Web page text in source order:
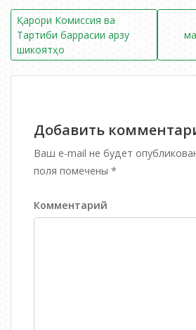
Навигация
по
записям
Қарори Комиссия ва
Тартиби баррасии арзу
шикоятҳо
Добавить
Ваш e-mail не будет
поля помечены *
Комментарий